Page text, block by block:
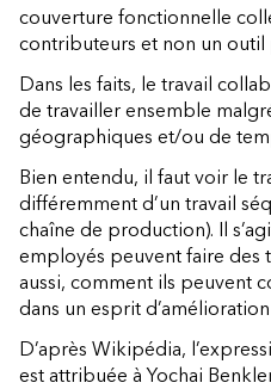
couverture fonctionnelle
contributeurs et non un outil
Dans les faits, le travail
de travailler ensemble
géographiques et/ou de
Bien entendu, il faut voir le
différemment d’un travail
chaîne de production). Il
employés peuvent faire des
aussi, comment ils peuvent
dans un esprit
D’après Wikipédia,
est attribuée à Yochai